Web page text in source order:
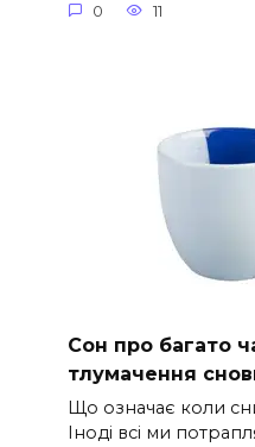
0 11
Сон про багато
тлумачення
Що означає коли
Іноді всі ми